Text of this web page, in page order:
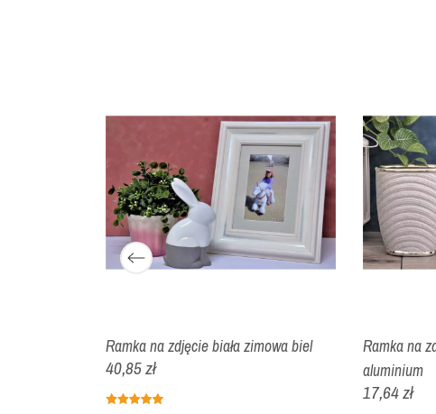
Ramka na zdjęcie biała zimowa biel
40,85 zł
Ramka na
aluminium
17,64 zł